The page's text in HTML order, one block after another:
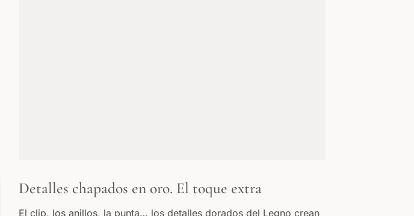
Detalles chapados en oro. El toque extra
El clip, los anillos, la punta… los detalles dorados del Legno crean